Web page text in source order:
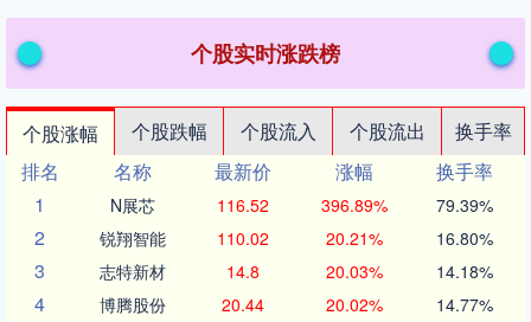
个股实时涨跌榜
个股涨幅 个股跌幅 个股流入 个股流出
换手率
排名
名称 最新价 涨幅
换手率
1
N展芯 116.52 396.89% 79.39%
2 锐翔智能 110.02 20.21% 16.80%
3 志特新材 14.8 20.03% 14.18%
4 博腾股份 20.44 20.02% 14.77%